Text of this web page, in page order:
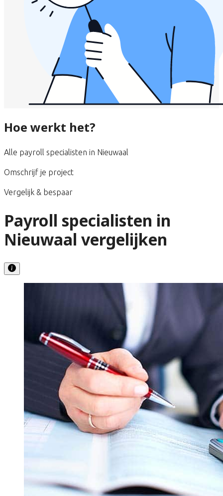
Hoe werkt het?
Alle payroll specialisten in Nieuwaal
Omschrijf je project
Vergelijk & bespaar
Payroll specialisten in
Nieuwaal vergelijken